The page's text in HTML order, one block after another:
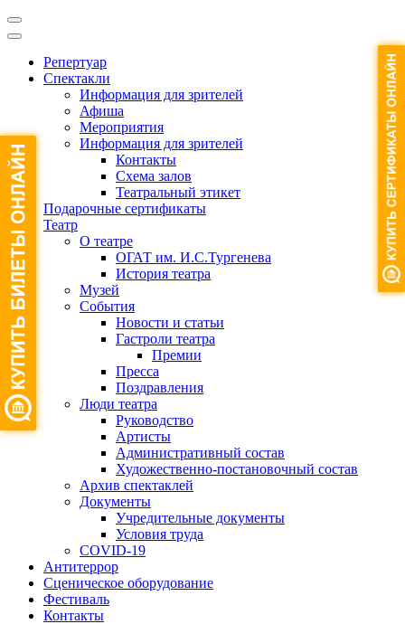
Репертуар
Спектакли
Информация для зрителей
Афиша
Мероприятия
Информация для зрителей
Контакты
Схема залов
Театральный этикет
Подарочные сертификаты
Театр
О театре
ОГАТ им. И.С.Тургенева
История театра
Музей
События
Новости и статьи
Гастроли театра
Премии
Пресса
Поздравления
Люди театра
Руководство
Артисты
Административный состав
Художественно-постановочный состав
Архив спектаклей
Документы
Учредительные документы
Условия труда
COVID-19
Антитеррор
Сценическое оборудование
Фестиваль
Контакты